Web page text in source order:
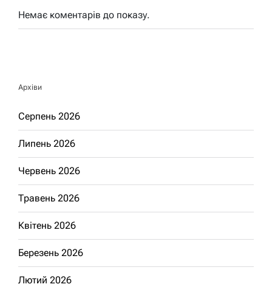
Немає коментарів до показу.
Архіви
Серпень 2026
Липень 2026
Червень 2026
Травень 2026
Квітень 2026
Березень 2026
Лютий 2026